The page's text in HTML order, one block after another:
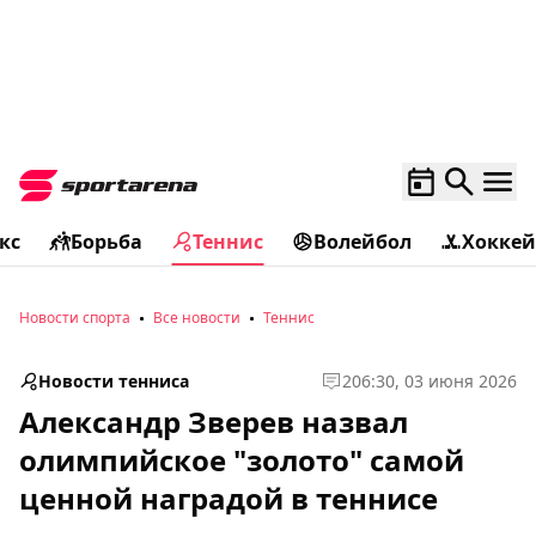
Борьба Теннис Волейбол Хоккей
Новости спорта Все новости Теннис
Новости тенниса 206:30, 03 июня 2026
Александр Зверев назвал
олимпийское "золото" самой
ценной наградой в теннисе